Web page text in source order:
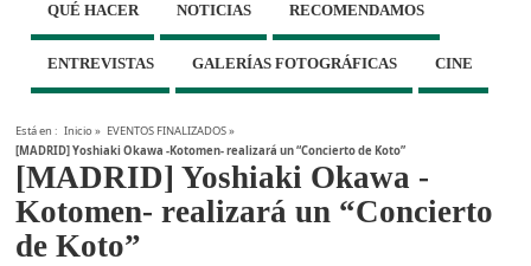
QUÉ HACER NOTICIAS RECOMENDAMOS
ENTREVISTAS GALERÍAS FOTOGRÁFICAS CINE
Está en : Inicio» EVENTOS FINALIZADOS»
[MADRID] Yoshiaki Okawa -Kotomen- realizará un “Concierto de Koto”
[MADRID] Yoshiaki Okawa -
Kotomen- realizará un “Concierto
de Koto”